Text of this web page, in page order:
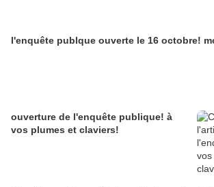
l'enquête publque ouverte le 16 octobre!
ouverture de l'enquête publique! à
vos plumes et claviers!